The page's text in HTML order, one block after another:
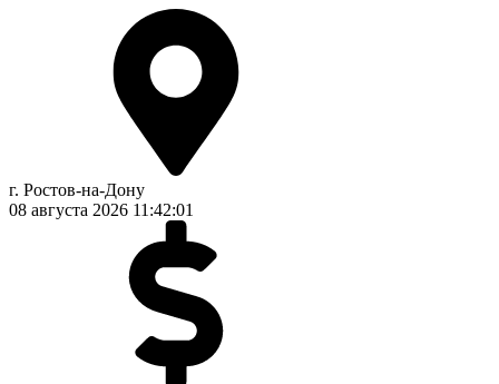
г. Ростов-на-Дону
08 августа 2026 11:42:02